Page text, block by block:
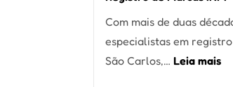
Com mais de duas
especialistas em
São Carlos,… Leia mais: